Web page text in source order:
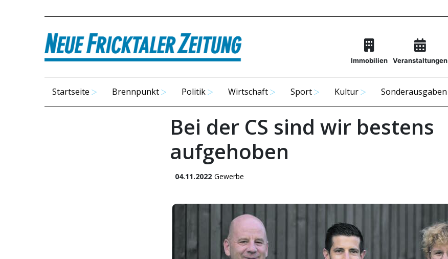
Immobilien Veranstaltungen
Startseite Brennpunkt Politik Wirtschaft Sport Kultur Sonderausgaben
Bei der CS sind wir bestens
aufgehoben
04.11.2022 Gewerbe